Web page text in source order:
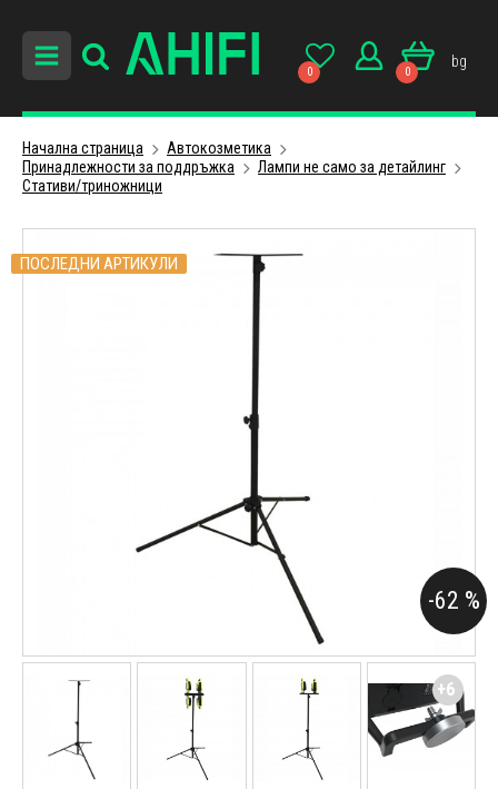
0 0
bg
Начална страница
Автокозметика
Принадлежности за поддръжка
Лампи не само за детайлинг
Стативи/триножници
-62 %
ПОСЛЕДНИ АРТИКУЛИ
+6